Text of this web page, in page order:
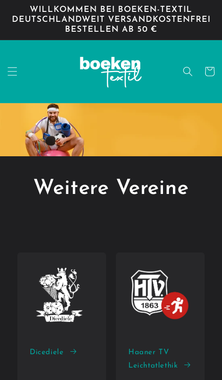
Inhalt
WILLKOMMEN BEI BOEKEN-TEXTIL
DEUTSCHLANDWEIT VERSANDKOSTENFREI
BESTELLEN AB 50 €
Weitere Vereine
Dicediele
Haaner TV
Leichtatlethik